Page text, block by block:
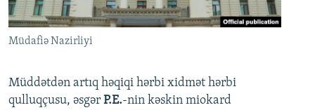
Müdafiə Nazirliyi
Müddətdən artıq həqiqi hərbi xidmət hərbi
qulluqçusu, əsgər P.E.-nin kəskin miokard